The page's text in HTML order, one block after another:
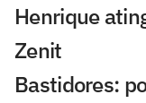
Henrique
Zenit
Bastidores: